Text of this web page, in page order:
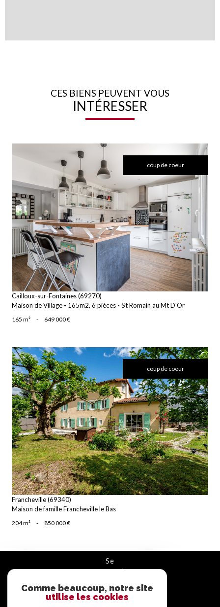
CES BIENS PEUVENT VOUS
INTÉRESSER
coup de coeur
voir le bien
Cailloux-sur-Fontaines (69270)
Maison de Village - 165m2, 6 pièces - St Romain au Mt D'Or
165 m² - 649 000 €
coup de coeur
voir le bien
Francheville (69340)
Maison de famille Francheville le Bas
204 m² - 850 000 €
se
connecter
ESPACE PROPRIÉTAIRE
Comme beaucoup, notre site
utilise les cookies